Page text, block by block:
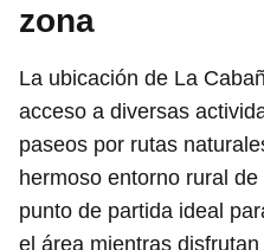
zona
La ubicación de La
acceso a diversas
paseos por rutas
hermoso entorno rural
punto de partida ideal
el área mientras